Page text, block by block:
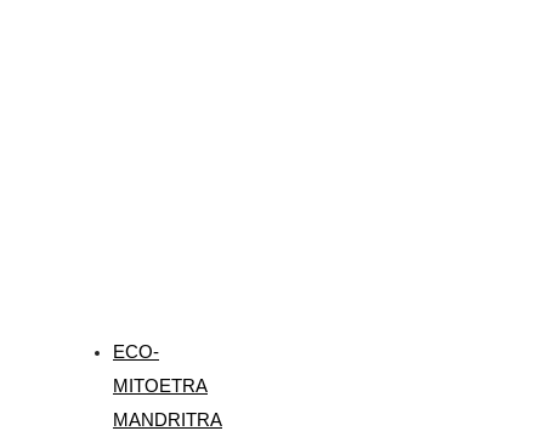
ECO-
MITOETRA
MANDRITRA